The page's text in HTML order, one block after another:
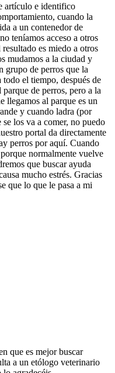
artículo e identifico
cuando la
a un contenedor de
teníamos acceso a otros
es miedo a otros
mudamos a la ciudad y
grupo de perros que la
todo el tiempo, después de
de perros, pero a la
llegamos al parque es un
y cuando ladra (por
los va a comer, no puedo
portal da directamente
perros por aquí. Cuando
normalmente vuelve
que buscar ayuda
mucho estrés. Gracias
que lo que le pasa a mi
que es mejor buscar
a un etólogo veterinario